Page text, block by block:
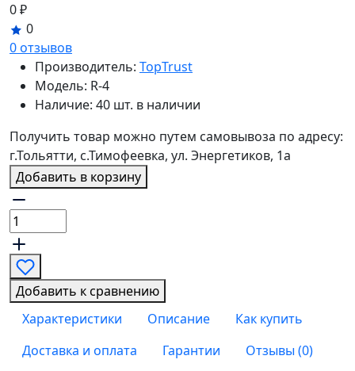
0 ₽
0
0 отзывов
Производитель: TopTrust
Модель: R-4
Наличие: 40 шт. в наличии
Получить товар можно путем самовывоза по адресу:
г.Тольятти, с.Тимофеевка, ул. Энергетиков, 1а
Добавить в корзину
Добавить к сравнению
Характеристики
Описание
Как купить
Доставка и оплата
Гарантии
Отзывы (0)